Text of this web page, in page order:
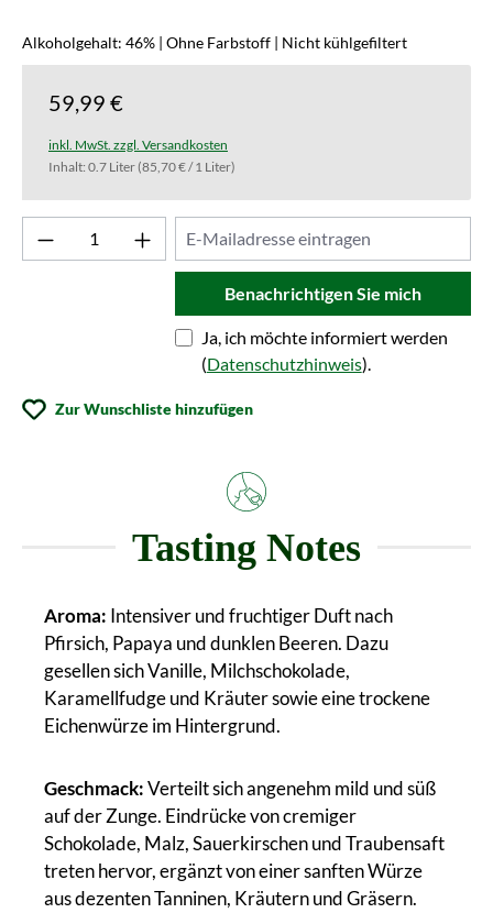
Alkoholgehalt: 46% | Ohne Farbstoff | Nicht kühlgefiltert
59,99 €
inkl. MwSt. zzgl. Versandkosten
Inhalt: 0.7 Liter(85,70 € / 1 Liter)
Benachrichtigen Sie mich
Ja, ich möchte informiert werden
(Datenschutzhinweis).
Zur Wunschliste hinzufügen
Tasting Notes
Aroma: Intensiver und fruchtiger Duft nach
Pfirsich, Papaya und dunklen Beeren. Dazu
gesellen sich Vanille, Milchschokolade,
Karamellfudge und Kräuter sowie eine trockene
Eichenwürze im Hintergrund.
Geschmack:Verteilt sich angenehm mild und süß
auf der Zunge. Eindrücke von cremiger
Schokolade, Malz, Sauerkirschen und Traubensaft
treten hervor, ergänzt von einer sanften Würze
aus dezenten Tanninen, Kräutern und Gräsern.